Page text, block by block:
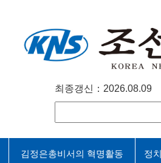
최종갱신：2026.08.09
김정은총비서의 혁명활동 정